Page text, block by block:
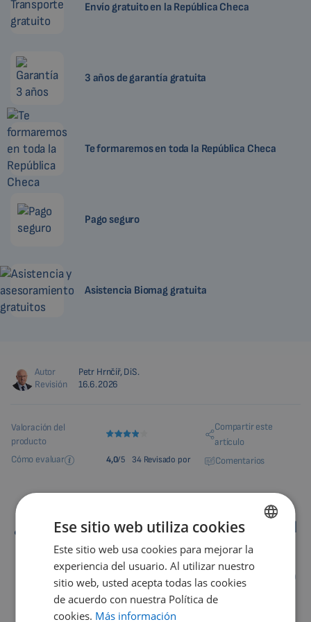
Envío gratuito en la República Checa
3 años de garantía gratuita
Te formaremos en toda la República Checa
Pago seguro
Asistencia Biomag gratuita
Autor
Petr Hrnčíř, DiS.
Revisión
16.6.2026
Valoración del
producto
Cómo evaluar
4,0/5 34 Revisado por
Compartir este
artículo
Comentarios
¿Dónde ayuda la magnetoterapia pulsátil
Biomag 3D?
Los dispositivos de la magnetoterapia pulsátil Biomag 3D
ayudan a personas de todo el mundo. Miles de usuarios
satisfechos y clínicas de renombre utilizan los
ENGLISH
DUTCH
GERMAN
Ese sitio web utiliza cookies
Este sitio web usa cookies para mejorar la
experiencia del usuario. Al utilizar nuestro
sitio web, usted acepta todas las cookies
de acuerdo con nuestra Política de
cookies. Más información